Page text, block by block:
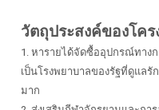
วัตถุประสงค์ของโคร
1. หารายได้จัดซื้ออุปกรณ์ทาง
เป็นโรงพยาบาลของรัฐที่ดูแล
มาก